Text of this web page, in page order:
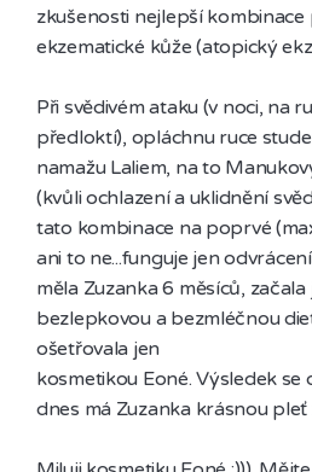
zkušenosti nejlepší
ekzematické kůže (atopický
Při svědivém ataku (v noci, na
předloktí), opláchnu ruce
namažu Laliem, na to
(kvůli ochlazení a uklidnění
tato kombinace na poprvé
ani to ne...funguje jen
měla Zuzanka 6 měsíců,
bezlepkovou a bezmléčnou
ošetřovala jen
kosmetikou Eoné. Výsledek se
dnes má Zuzanka krásnou pleť